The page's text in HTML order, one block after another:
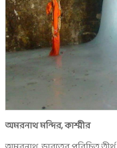
অমরনাথ মন্দির, কাশ্মীর